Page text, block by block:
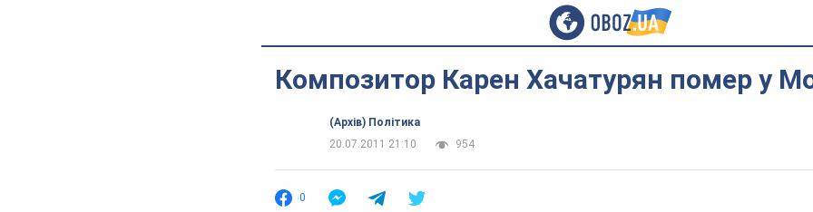
Композитор Карен Хачатурян помер у
(Архів) Політика
20.07.2011 21:10
954
0